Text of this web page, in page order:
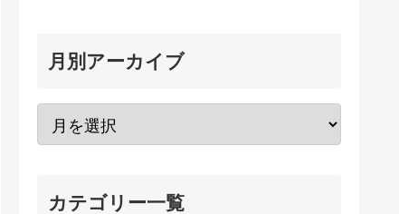
月別アーカイブ
カテゴリー一覧